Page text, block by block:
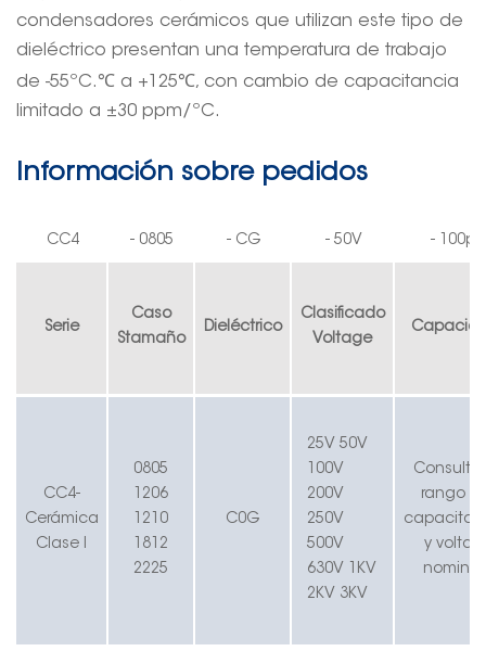
condensadores cerámicos que utilizan este tipo de
dieléctrico presentan una temperatura de trabajo
de -55ºC.℃ a +125℃, con cambio de capacitancia
limitado a ±30 ppm/ºC.
Información sobre pedidos
CC4 - 0805 - CG - 50V - 100pF
Serie
Caso
Stamaño
Dieléctrico
Clasificado
Voltage
CC4-
Cerámica
Clase I
0805
1206
1210
1812
2225
C0G
25V 50V
100V
200V
250V
500V
630V 1KV
2KV 3KV
Consulte
rango
y voltaje